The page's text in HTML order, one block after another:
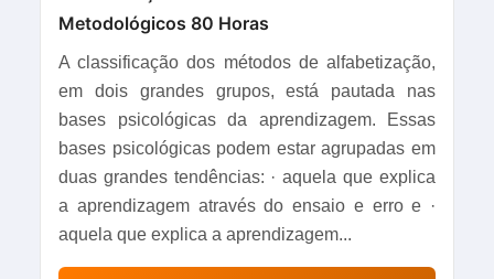
Metodológicos 80 Horas
A classificação dos métodos de alfabetização,
em dois grandes grupos, está pautada nas
bases psicológicas da aprendizagem. Essas
bases psicológicas podem estar agrupadas em
duas grandes tendências: · aquela que explica
a aprendizagem através do ensaio e erro e ·
aquela que explica a aprendizagem...